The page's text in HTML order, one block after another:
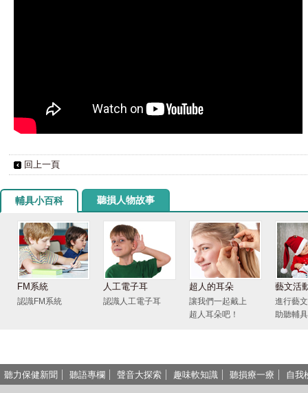
回上一頁
輔具小百科 聽損人物故事
FM系統
認識FM系統
人工電子耳
認識人工電子耳
超人的耳朵
讓我們一起戴上
超人耳朵吧！
藝文活
進行藝
助聽輔
聽力保健新聞 聽語專欄 聲音大探索 趣味軟知識 聽損療一療 自我